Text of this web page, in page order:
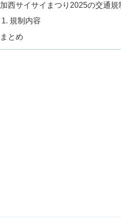
加西サイサイまつり2025の交通規
規制内容
まとめ